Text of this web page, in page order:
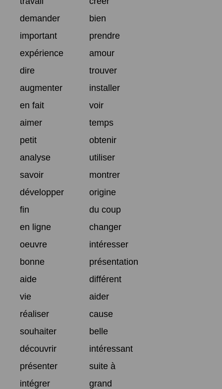
demander
bien
important
prendre
expérience
amour
dire
trouver
augmenter
installer
en fait
voir
aimer
temps
petit
obtenir
analyse
utiliser
savoir
montrer
développer
origine
fin
du coup
en ligne
changer
oeuvre
intéresser
bonne
présentation
aide
différent
vie
aider
réaliser
cause
souhaiter
belle
découvrir
intéressant
présenter
suite à
intégrer
grand